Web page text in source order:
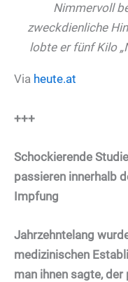
Nimmervoll
zweckdienliche
lobte er fünf Kilo
Via heute.at
+++
Schockierende
passieren innerhalb
Impfung
Jahrzehntelang
medizinischen
man ihnen sagte,